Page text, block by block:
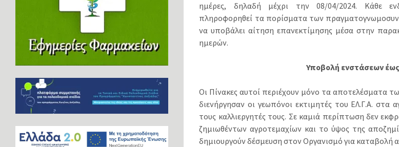
ηµέρες, δηλαδή µέχρι την 08/04/2024. Κάθε
πληροφορηθεί τα πορίσµατα των
να υποβάλει αίτηση επανεκτίµησης µέσα στην
ηµερών.
Υποβολή ενστάσεων έως
Οι Πίνακες αυτοί περιέχουν µόνο τα αποτελέσµατα
διενήργησαν οι γεωπόνοι εκτιµητές του ΕΛ.Γ.Α.
τους καλλιεργητές τους. Σε καµιά περίπτωση δεν
ζηµιωθέντων αγροτεµαχίων και το ύψος της
δηµιουργούν δέσµευση στον Οργανισµό για καταβολή